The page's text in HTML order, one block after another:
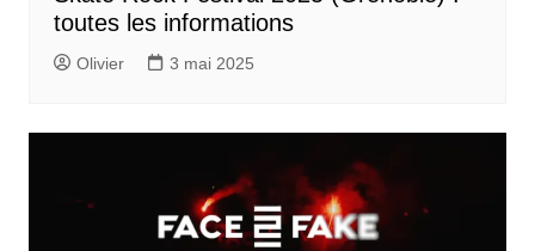
toutes les informations
Olivier 3 mai 2025